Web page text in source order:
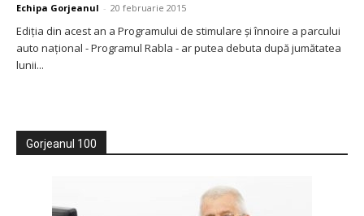
Echipa Gorjeanul - 20 februarie 2015
Ediţia din acest an a Programului de stimulare și înnoire a parcului
auto național - Programul Rabla - ar putea debuta după jumătatea
lunii...
Gorjeanul 100